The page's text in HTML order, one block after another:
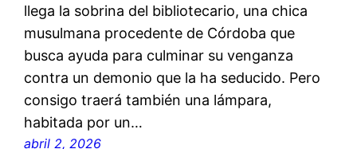
llega la sobrina del bibliotecario, una chica
musulmana procedente de Córdoba que
busca ayuda para culminar su venganza
contra un demonio que la ha seducido. Pero
consigo traerá también una lámpara,
habitada por un…
abril 2, 2026